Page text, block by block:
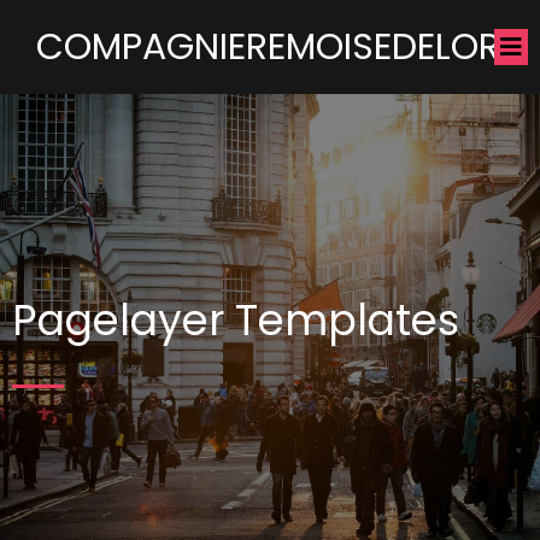
COMPAGNIEREMOISEDELOR
Pagelayer Templates